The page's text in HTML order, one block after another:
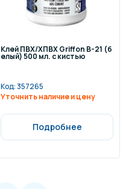
Клей ПВХ/ХПВХ Griffon B-21 (б
елый) 500 мл. с кистью
Код:357265
Уточнить наличие и цену
Подробнее